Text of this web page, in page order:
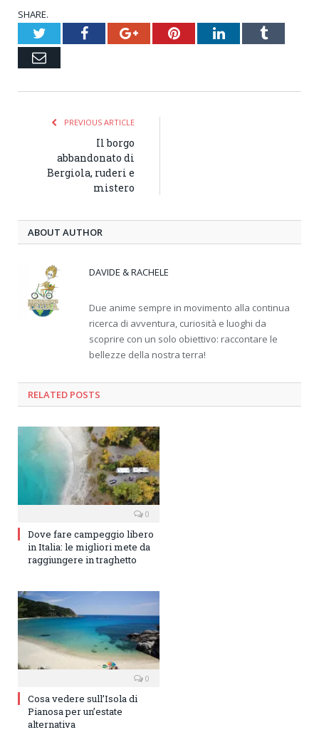
SHARE.
TwitterFacebookGoogle+PinterestLinkedInTumblr
Email
PREVIOUS ARTICLE
Il borgo
abbandonato di
Bergiola, ruderi e
mistero
ABOUT AUTHOR
DAVIDE & RACHELE
Due anime sempre in movimento alla continua
ricerca di avventura, curiosità e luoghi da
scoprire con un solo obiettivo: raccontare le
bellezze della nostra terra!
RELATED POSTS
0
Dove fare campeggio libero
in Italia: le migliori mete da
raggiungere in traghetto
0
Cosa vedere sull’Isola di
Pianosa per un’estate
alternativa